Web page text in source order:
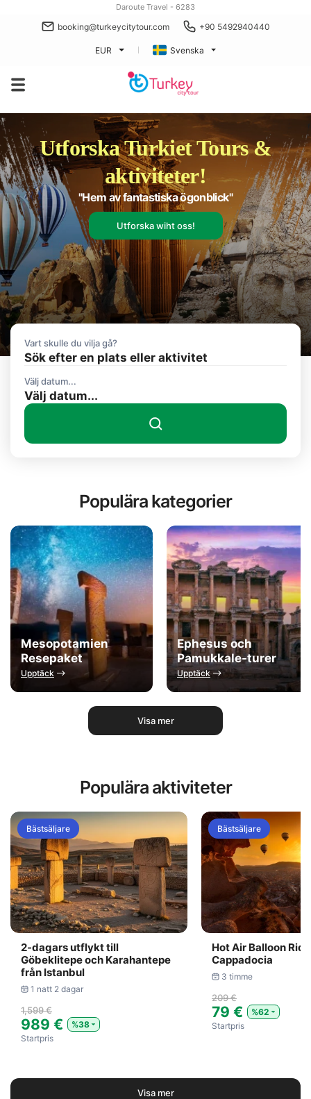
Daroute Travel - 6283
booking@turkeycitytour.com +90 5492940440
EUR Svenska
Utforska Turkiet Tours &
aktiviteter!
"Hem av fantastiska ögonblick"
Utforska wiht oss!
Vart skulle du vilja gå?
Sök efter en plats eller aktivitet
Välj datum...
Populära kategorier
Mesopotamien
Resepaket
Upptäck
Ephesus och
Pamukkale-turer
Upptäck
Visa mer
Populära aktiviteter
Bästsäljare
2-dagars utflykt till
Göbeklitepe och Karahantepe
från Istanbul
1 natt 2 dagar
1,599 €
989 €
%38
Startpris
Bästsäljare
Hot Air Balloon Ride
Cappadocia
3 timme
209 €
79 €
%62
Startpris
Visa mer